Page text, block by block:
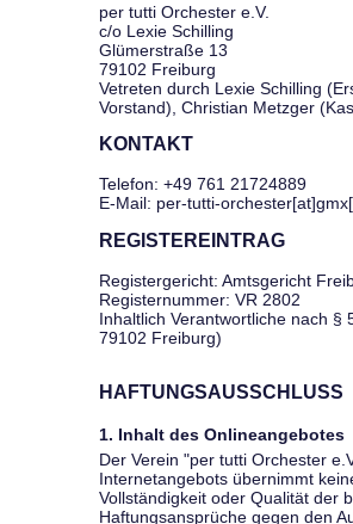
per tutti Orchester e.V.
c/o Lexie Schilling
Glümerstraße 13
79102 Freiburg
Vetreten durch Lexie Schilling
Vorstand), Christian Metzger
KONTAKT
Telefon: +49 761 21724889
E-Mail: per-tutti-
REGISTEREINTRAG
Registergericht: Amtsgericht
Registernummer: VR 2802
Inhaltlich Verantwortliche nach §
79102 Freiburg)
HAFTUNGSAUSSCHLUSS
1. Inhalt des Onlineangebotes
Der Verein "per tutti Orchester
Internetangebots übernimmt
Vollständigkeit oder Qualität der
Haftungsansprüche gegen den